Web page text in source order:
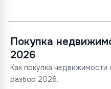
Покупка
2026
Как покупка
разбор 2026.